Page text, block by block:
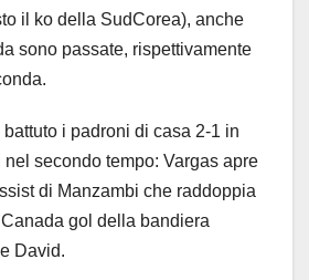
il ko della SudCorea), anche
sono passate, rispettivamente
i padroni di casa 2-1 in
secondo tempo: Vargas apre
di Manzambi che raddoppia
gol della bandiera
David.